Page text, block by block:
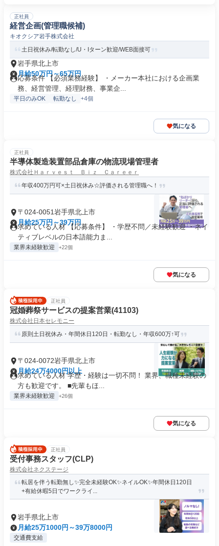
正社員
経営企画(管理職候補)
キオクシア岩手株式会社
土日祝休み/転勤なし/U・Iターン歓迎/WEB面接可
岩手県北上市
月給50万円～65万円
応募条件 【必須業務経験】 ・メーカー本社における企画業
務、経営管理、経理財務、事業企...
平日のみOK 転勤なし +4個
気になる
正社員
半導体製造装置部品倉庫の物流現場管理者
株式会社Ｈａｒｖｅｓｔ Ｂｉｚ Ｃａｒｅｅｒ
年収400万円可×土日祝休み☆評価される管理職へ！
〒024-0051岩手県北上市
月給25万円～39万円
求めている人材 【応募条件】 ・学歴不問／未経験歓迎 ・ネイ
ティブレベルの日本語能力ま...
業界未経験歓迎 +22個
気になる
正社員
冠婚葬祭サービスの提案営業(41103)
株式会社日本セレモニー
原則土日祝休み・年間休日120日・転勤なし・年収600万↑可
〒024-0072岩手県北上市
月給24万4000円以上
求めている人材 学歴・経験は一切不問！ 業界、職種未経験の
方も歓迎です。 ■先輩もほ...
業界未経験歓迎 +26個
気になる
正社員
受付事務スタッフ(CLP)
株式会社ネクステージ
転居を伴う転勤無し✨完全未経験OK✨ネイルOK✨年間休日120日
+有給休暇5日でワークライ...
岩手県北上市
月給25万1000円～39万8000円
交通費支給